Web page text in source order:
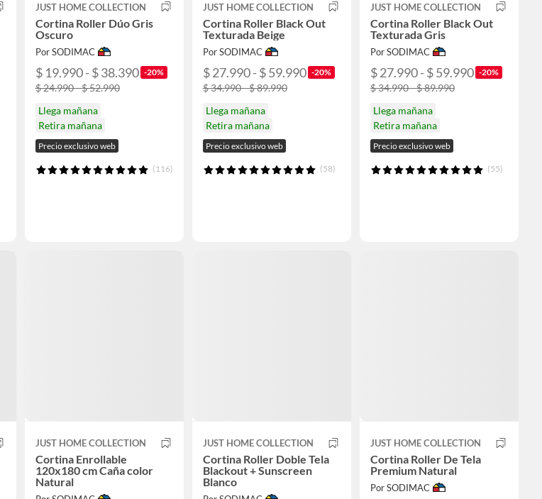
JUST HOME COLLECTION
Cortina Roller Dúo Gris
Oscuro
Por SODIMAC
$ 19.990 - $ 38.390 -20%
$ 24.990 - $ 52.990
Llega mañana
Retira mañana
Precio exclusivo web
(116)
JUST HOME COLLECTION
Cortina Roller Black Out
Texturada Beige
Por SODIMAC
$ 27.990 - $ 59.990 -20%
$ 34.990 - $ 89.990
Llega mañana
Retira mañana
Precio exclusivo web
(58)
JUST HOME COLLECTION
Cortina Roller Black Out
Texturada Gris
Por SODIMAC
$ 27.990 - $ 59.990 -20%
$ 34.990 - $ 89.990
Llega mañana
Retira mañana
Precio exclusivo web
(55)
JUST HOME COLLECTION
Cortina Enrollable
120x180 cm Caña color
Natural
JUST HOME COLLECTION
Cortina Roller Doble Tela
Blackout + Sunscreen
Blanco
JUST HOME COLLECTION
Cortina Roller De Tela
Premium Natural
Por SODIMAC